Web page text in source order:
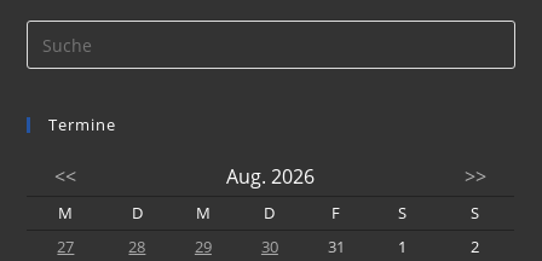
Termine
<< Aug. 2026 >>
M D M D F S
S
27
28 29 30 31 1
2